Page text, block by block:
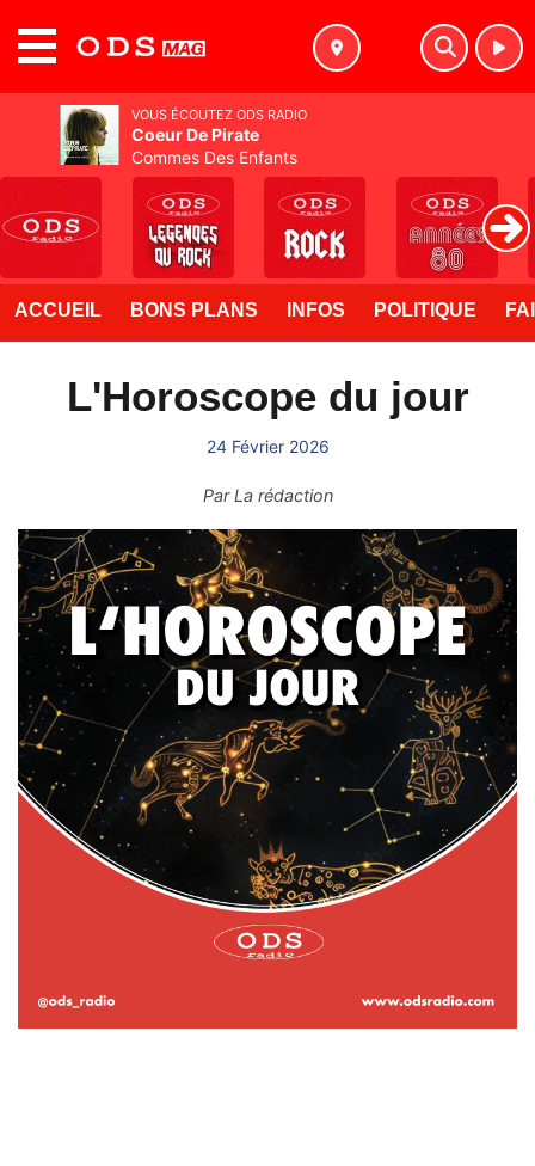
ACCUEIL BONS PLANS INFOS POLITIQUE
L'Horoscope du jour
24 Février 2026
ParLa rédaction
VOUS ÉCOUTEZ ODS RADIO
Coeur De Pirate
Commes Des Enfants